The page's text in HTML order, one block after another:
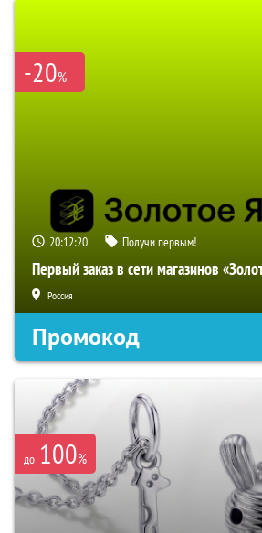
-20%
20:12:19 Получи первым!
Первый заказ в сети магазинов
Россия
Промокод
до 100%